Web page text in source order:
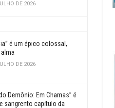
DE 2026
é um épico colossal,
DE 2026
Demônio: Em Chamas” é
sangrento capítulo da